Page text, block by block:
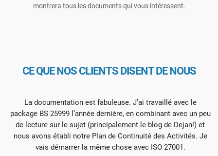
montrera tous les documents qui vous intéressent.
CE QUE NOS CLIENTS DISENT DE NOUS
La documentation est fabuleuse. J’ai travaillé avec le
package BS 25999 l’année dernière, en combinant avec un peu
de lecture sur le sujet (principalement le blog de Dejan!) et
nous avons établi notre Plan de Continuité des Activités. Je
vais démarrer la même chose avec ISO 27001.